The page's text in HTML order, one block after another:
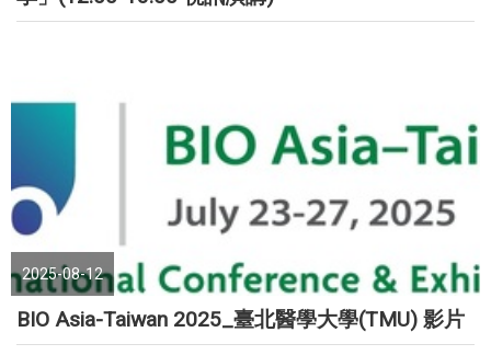
2025-08-12
BIO Asia-Taiwan 2025_臺北醫學大學(TMU) 影片